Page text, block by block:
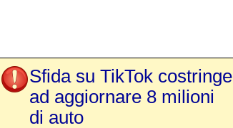
Sfida su TikTok costringe
ad aggiornare 8 milioni
di auto